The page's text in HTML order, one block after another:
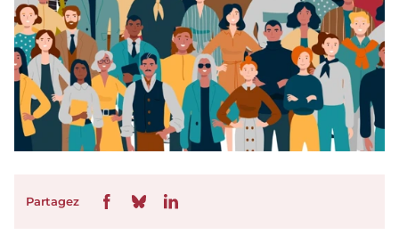
Partagez